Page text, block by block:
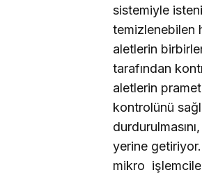
sistemiyle
temizlenebilen
aletlerin
tarafından
aletlerin
kontrolünü
yerine
mikro